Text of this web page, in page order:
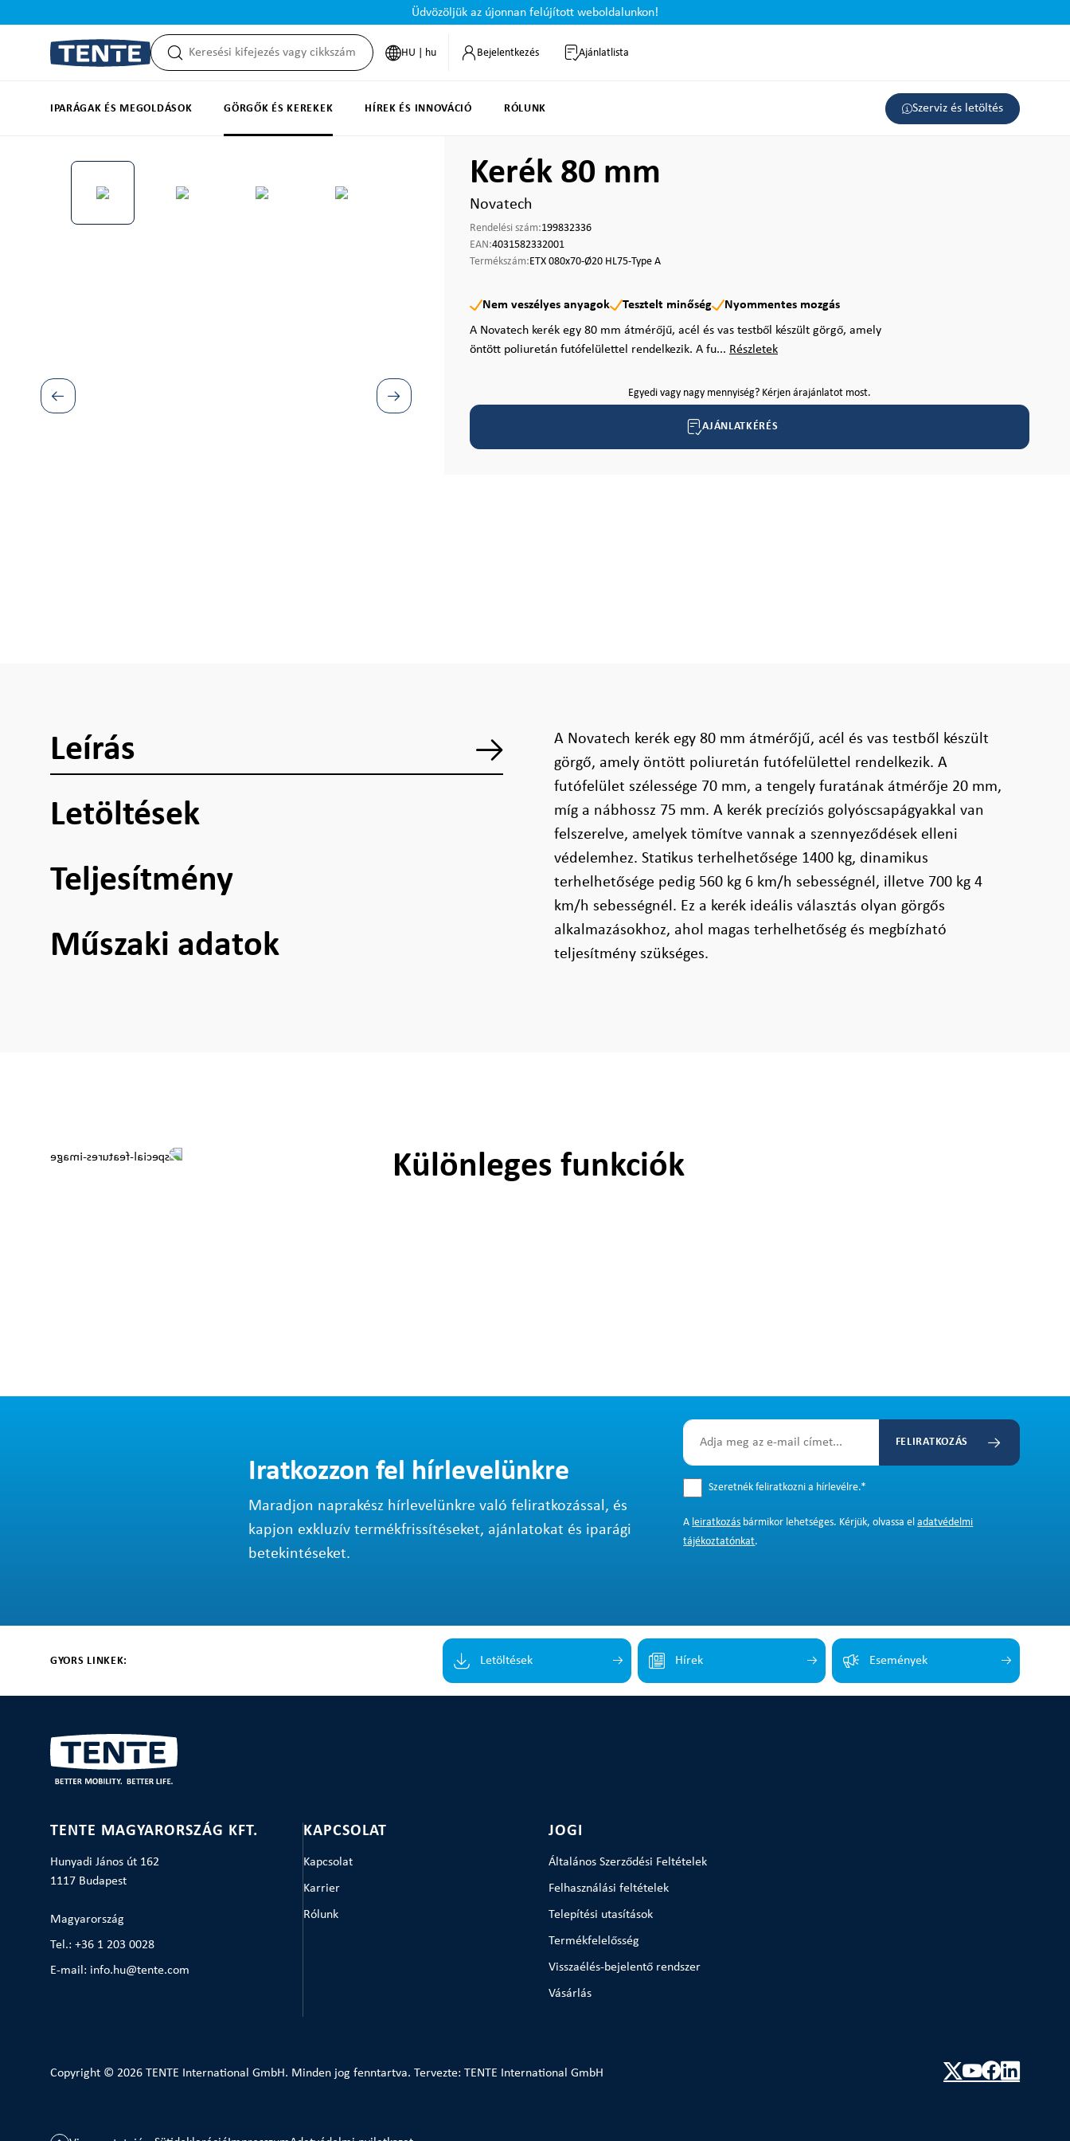
Üdvözöljük az újonnan felújított weboldalunkon!
HU | hu Bejelentkezés Ajánlatlista
IPARÁGAK ÉS MEGOLDÁSOK GÖRGŐK ÉS KEREKEK HÍREK ÉS INNOVÁCIÓ RÓLUNK Szerviz és letöltés
Képgaléria kihagyása Kerék 80 mm
Novatech
Rendelési szám:199832336
EAN:4031582332001
Termékszám:ETX 080x70-Ø20 HL75-Type A
Nem veszélyes anyagok Tesztelt minőség
Nyommentes mozgás
A Novatech kerék egy 80 mm átmérőjű, acél és vas testből készült görgő, amely
öntött poliuretán futófelülettel rendelkezik. A fu... Részletek
Egyedi vagy nagy mennyiség? Kérjen árajánlatot most.
AJÁNLATKÉRÉS
Leírás
Letöltések
Teljesítmény
Műszaki adatok
A Novatech kerék egy 80 mm átmérőjű, acél és vas testből készült
görgő, amely öntött poliuretán futófelülettel rendelkezik. A
futófelület szélessége 70 mm, a tengely furatának átmérője 20 mm,
míg a nábhossz 75 mm. A kerék precíziós golyóscsapágyakkal van
felszerelve, amelyek tömítve vannak a szennyeződések elleni
védelemhez. Statikus terhelhetősége 1400 kg, dinamikus
terhelhetősége pedig 560 kg 6 km/h sebességnél, illetve 700 kg 4
km/h sebességnél. Ez a kerék ideális választás olyan görgős
alkalmazásokhoz, ahol magas terhelhetőség és megbízható
teljesítmény szükséges.
Különleges funkciók
Iratkozzon fel hírlevelünkre
Maradjon naprakész hírlevelünkre való feliratkozással, és
kapjon exkluzív termékfrissítéseket, ajánlatokat és iparági
betekintéseket.
FELIRATKOZÁS
Szeretnék feliratkozni a hírlevélre.*
A leiratkozás bármikor lehetséges. Kérjük, olvassa eladatvédelmi
tájékoztatónkat.
GYORS LINKEK: Letöltések Hírek Események
TENTE MAGYARORSZÁG KFT.
Hunyadi János út 162
1117 Budapest
Magyarország
Tel.: +36 1 203 0028
E-mail: info.hu@tente.com
KAPCSOLAT
Kapcsolat
Karrier
Rólunk
JOGI
Általános Szerződési Feltételek
Felhasználási feltételek
Telepítési utasítások
Termékfelelősség
Visszaélés-bejelentő rendszer
Vásárlás
Copyright © 2026 TENTE International GmbH. Minden jog fenntartva. Tervezte: TENTE International GmbH